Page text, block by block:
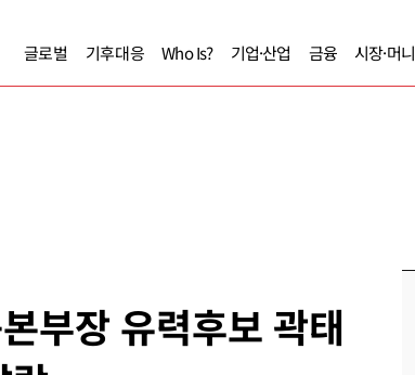
글로벌 기후대응 Who Is? 기업·산업 금융 시장·머니
부장 유력후보 곽태